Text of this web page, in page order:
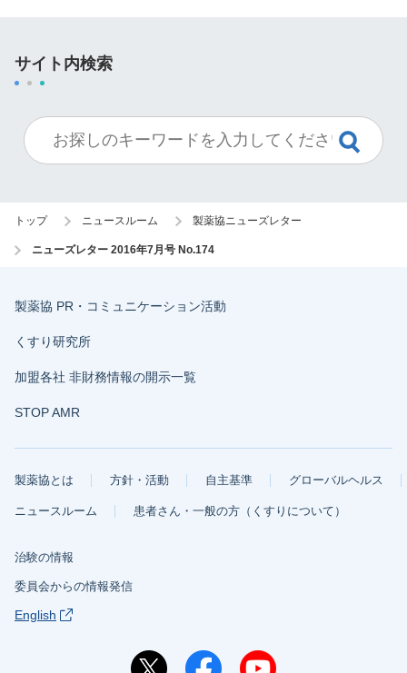
サイト内検索
トップ ニュースルーム 製薬協ニューズレター
ニューズレター 2016年7月号 No.174
製薬協 PR・コミュニケーション活動
くすり研究所
加盟各社 非財務情報の開示一覧
STOP AMR
製薬協とは 方針・活動 自主基準 グローバルヘルス
ニュースルーム 患者さん・一般の方（くすりについて）
治験の情報
委員会からの情報発信
English